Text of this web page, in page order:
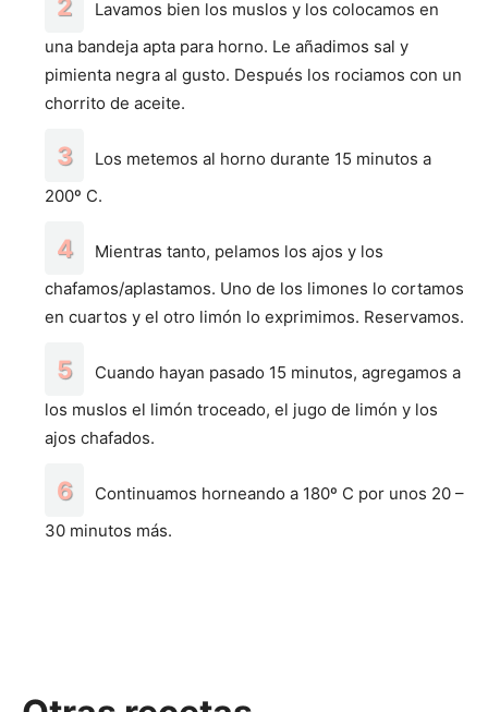
Lavamos bien los muslos y los colocamos en
una bandeja apta para horno. Le añadimos sal y
pimienta negra al gusto. Después los rociamos con un
chorrito de aceite.
Los metemos al horno durante 15 minutos a
200º C.
Mientras tanto, pelamos los ajos y los
chafamos/aplastamos. Uno de los limones lo cortamos
en cuartos y el otro limón lo exprimimos. Reservamos.
Cuando hayan pasado 15 minutos, agregamos a
los muslos el limón troceado, el jugo de limón y los
ajos chafados.
Continuamos horneando a 180º C por unos 20 –
30 minutos más.